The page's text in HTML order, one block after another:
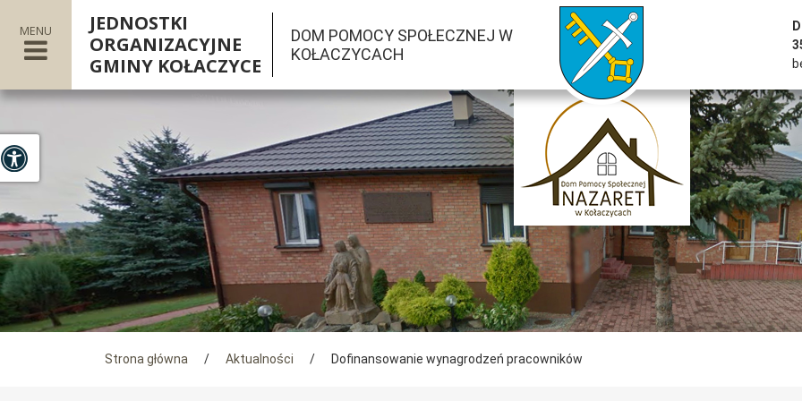
MENU
JEDNOSTKI
ORGANIZACYJNE
GMINY KOŁACZYCE
DOM POMOCY SPOŁECZNEJ W
KOŁACZYCACH
przejść do strony głównej serwisu
Tutaj jesteś
Strona główna / Aktualności / Dofinansowanie wynagrodzeń pracowników

Panel dostosowania ułatwień dostępu